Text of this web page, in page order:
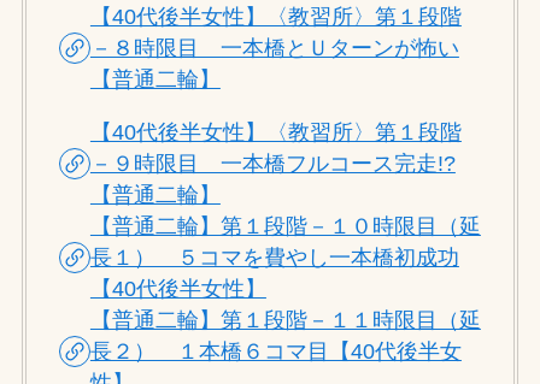
【40代後半女性】〈教習所〉第１段階
－８時限目 一本橋とＵターンが怖い
【普通二輪】
【40代後半女性】〈教習所〉第１段階
－９時限目 一本橋フルコース完走!?
【普通二輪】
【普通二輪】第１段階－１０時限目（延
長１） ５コマを費やし一本橋初成功
【40代後半女性】
【普通二輪】第１段階－１１時限目（延
長２） １本橋６コマ目【40代後半女